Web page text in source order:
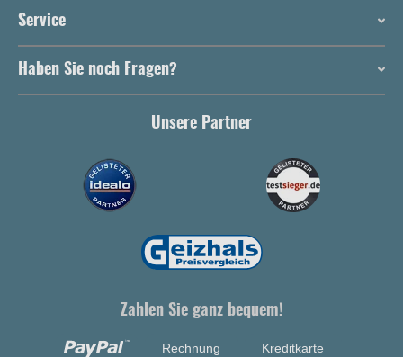
Service
Haben Sie noch Fragen?
Unsere Partner
Zahlen Sie ganz bequem!
Rechnung Kreditkarte